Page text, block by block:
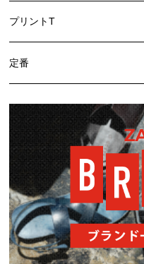
プリントT
定番